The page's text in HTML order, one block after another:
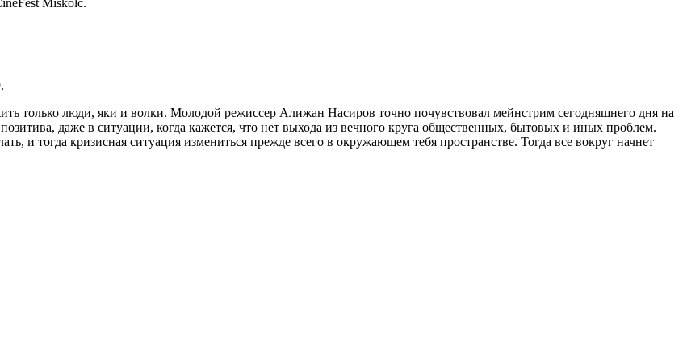
Miskolc.
только люди, яки и волки. Молодой режиссер Алижан Насиров точно почувствовал мейнстрим сегодняшнего дня на
даже в ситуации, когда кажется, что нет выхода из вечного круга общественных, бытовых и иных проблем.
и тогда кризисная ситуация измениться прежде всего в окружающем тебя пространстве. Тогда все вокруг начнет